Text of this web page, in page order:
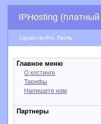
IPHosting
Здравствуйте, Гость
Главное меню
О хостинге
Тарифы
Напишите нам
Партнеры